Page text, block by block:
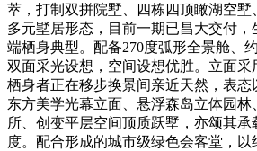
萃，打制双拼院墅、四栋四顶瞰湖空
多元墅居形态，目前一期已昌大交付
端栖身典型。配备270度弧形全景舱、
双面采光设想，空间设想优胜。立面采
栖身者正在移步换景间亲近天然，表
东方美学光幕立面、悬浮森岛立体园林
所、创变平层空间顶质跃墅，亦颂其
度。配合形成的城市级绿色会客堂，以